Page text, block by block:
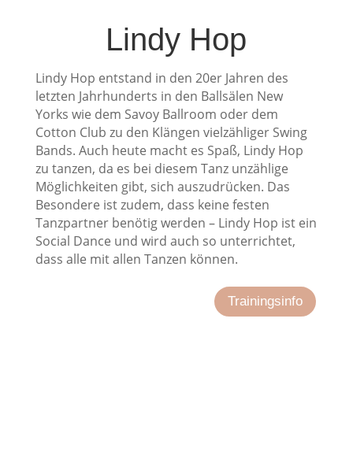
Lindy Hop
Lindy Hop entstand in den 20er Jahren des
letzten Jahrhunderts in den Ballsälen New
Yorks wie dem Savoy Ballroom oder dem
Cotton Club zu den Klängen vielzähliger Swing
Bands. Auch heute macht es Spaß, Lindy Hop
zu tanzen, da es bei diesem Tanz unzählige
Möglichkeiten gibt, sich auszudrücken. Das
Besondere ist zudem, dass keine festen
Tanzpartner benötig werden – Lindy Hop ist ein
Social Dance und wird auch so unterrichtet,
dass alle mit allen Tanzen können.
Trainingsinfo